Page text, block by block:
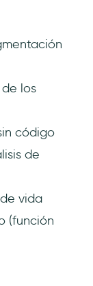
los
código
de
vida
(función